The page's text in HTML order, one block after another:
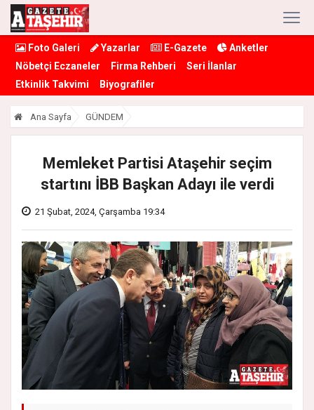
Foto Galeri Yazarlar E-Gazete
Anketler
Nöbetçi Eczaneler
Firma Rehberi
Seri İlanlar
Etkinlik Takvimi
Biyografiler
Ana Sayfa GÜNDEM
Memleket Partisi Ataşehir seçim
startını İBB Başkan Adayı ile verdi
21 Şubat, 2024, Çarşamba 19:34